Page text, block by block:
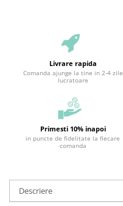
Livrare rapida
Comanda ajunge la tine in 2-4 zile
lucratoare
Primesti 10% inapoi
in puncte de fidelitate la fiecare
comanda
Descriere